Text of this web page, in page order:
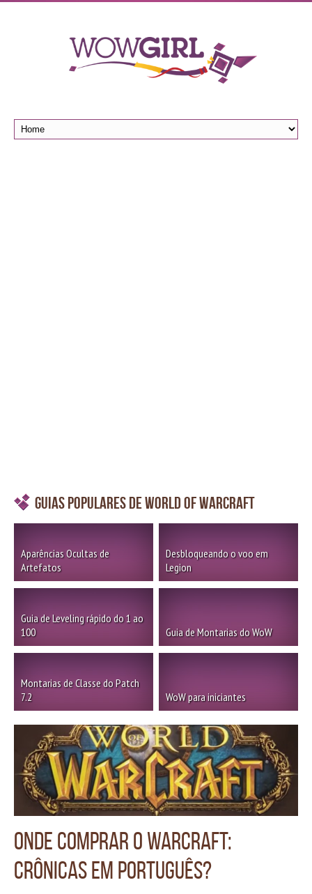
Guias Populares de World of Warcraft
Aparências Ocultas de
Artefatos
Desbloqueando o voo em
Legion
Guia de Leveling rápido do 1 ao
100
Guia de Montarias do WoW
Montarias de Classe do Patch
7.2
WoW para iniciantes
Onde comprar o Warcraft:
Crônicas em português?